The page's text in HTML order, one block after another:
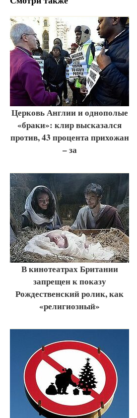
Церковь Англии и однополые
«браки»: клир высказался
против, 43 процента прихожан
– за
В кинотеатрах Британии
запрещен к показу
Рождественский ролик, как
«религиозный»